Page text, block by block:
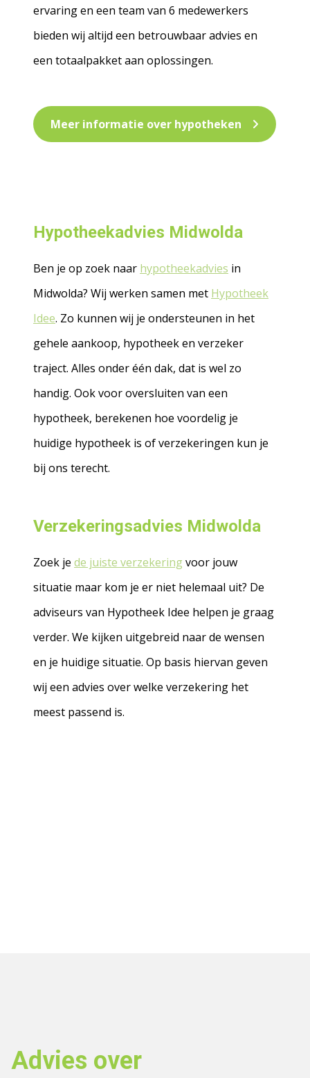
ervaring en een team van 6 medewerkers
bieden wij altijd een betrouwbaar advies en
een totaalpakket aan oplossingen.
Meer informatie over hypotheken
Hypotheekadvies Midwolda
Ben je op zoek naar hypotheekadvies in
Midwolda? Wij werken samen met Hypotheek
Idee. Zo kunnen wij je ondersteunen in het
gehele aankoop, hypotheek en verzeker
traject. Alles onder één dak, dat is wel zo
handig. Ook voor oversluiten van een
hypotheek, berekenen hoe voordelig je
huidige hypotheek is of verzekeringen kun je
bij ons terecht.
Verzekeringsadvies Midwolda
Zoek je de juiste verzekeringvoor jouw
situatie maar kom je er niet helemaal uit? De
adviseurs van Hypotheek Idee helpen je graag
verder. We kijken uitgebreid naar de wensen
en je huidige situatie. Op basis hiervan geven
wij een advies over welke verzekering het
meest passend is.
Advies over